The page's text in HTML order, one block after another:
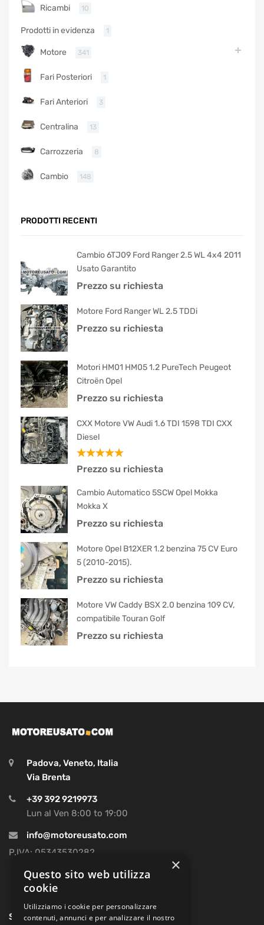
Ricambi 10
Prodotti in evidenza 1
Motore 341
Fari Posteriori 1
Fari Anteriori 3
Centralina 13
Carrozzeria 8
Cambio 148
PRODOTTI RECENTI
Cambio 6TJ09 Ford Ranger 2.5 WL 4x4 2011
Usato Garantito
Prezzo su richiesta
Motore Ford Ranger WL 2.5 TDDi
Prezzo su richiesta
Motori HM01 HM05 1.2 PureTech Peugeot
Citroën Opel
Prezzo su richiesta
CXX Motore VW Audi 1.6 TDI 1598 TDI CXX
Diesel
Valutato
Prezzo su richiesta
Cambio Automatico 5SCW Opel Mokka
Mokka X
Prezzo su richiesta
Motore Opel B12XER 1.2 benzina 75 CV Euro
5 (2010-2015).
Prezzo su richiesta
Motore VW Caddy BSX 2.0 benzina 109 CV,
compatibile Touran Golf
Prezzo su richiesta
Padova, Veneto, Italia
Via Brenta
+39 392 9219973
Lun al Ven 8:00 to 19:00
info@motoreusato.com
P.IVA: 05343530282
SOCIAL
×
Questo sito web utilizza
cookie
Utilizziamo i cookie per personalizzare
contenuti, annunci e per analizzare il nostro